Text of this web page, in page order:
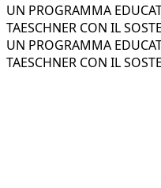
UN PROGRAMMA
TAESCHNER CON IL
UN PROGRAMMA
TAESCHNER CON IL